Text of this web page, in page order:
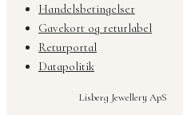
Handelsbetingelser
Gavekort og returlabel
Returportal
Datapolitik
Lisberg Jewellery ApS